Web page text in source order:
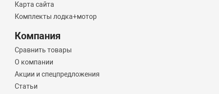
Карта сайта
Комплекты лодка+мотор
Компания
Сравнить товары
О компании
Акции и спецпредложения
Статьи